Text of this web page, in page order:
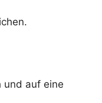
und auf eine